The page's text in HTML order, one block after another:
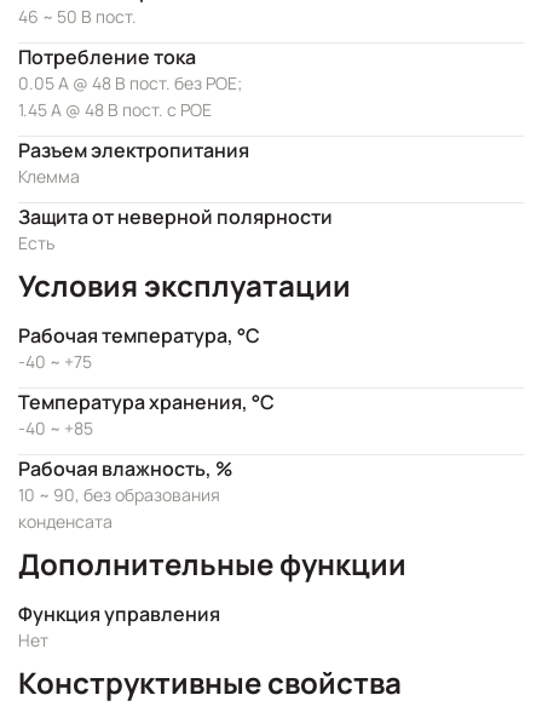
46 ~ 50 В пост.
Потребление тока
0.05 А @ 48 В пост. без POE;
1.45 А @ 48 В пост. с POE
Разъем электропитания
Клемма
Защита от неверной полярности
Есть
Условия эксплуатации
Рабочая температура, °C
-40 ~ +75
Температура хранения, °C
-40 ~ +85
Рабочая влажность, %
10 ~ 90, без образования
конденсата
Дополнительные функции
Функция управления
Нет
Конструктивные свойства